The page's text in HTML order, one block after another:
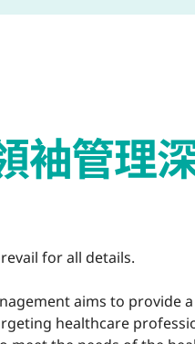
袖管理
for all details.
aims to
healthcare